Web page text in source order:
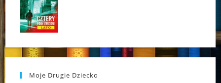
Moje Drugie Dziecko